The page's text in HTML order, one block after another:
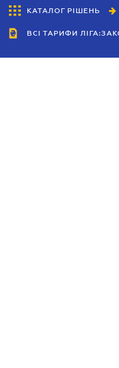
КАТАЛОГ РІШЕНЬ
ВСІ ТАРИФИ